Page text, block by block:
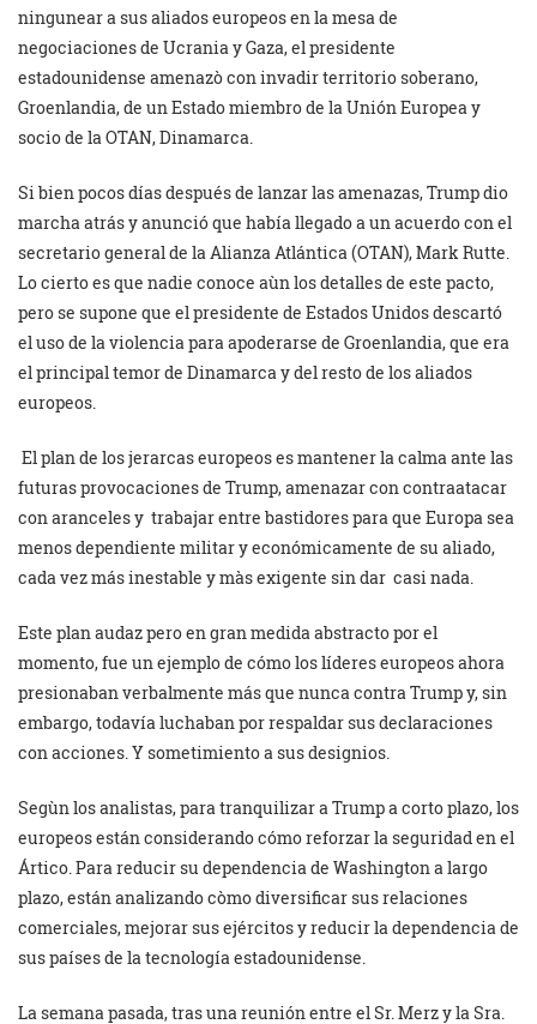
ningunear a sus aliados europeos en la mesa de
negociaciones de Ucrania y Gaza, el presidente
estadounidense amenazò con invadir territorio soberano,
Groenlandia, de un Estado miembro de la Unión Europea y
socio de la OTAN, Dinamarca.
Si bien pocos días después de lanzar las amenazas, Trump dio
marcha atrás y anunció que había llegado a un acuerdo con el
secretario general de la Alianza Atlántica (OTAN), Mark Rutte.
Lo cierto es que nadie conoce aùn los detalles de este pacto,
pero se supone que el presidente de Estados Unidos descartó
el uso de la violencia para apoderarse de Groenlandia, que era
el principal temor de Dinamarca y del resto de los aliados
europeos.
El plan de los jerarcas europeos es mantener la calma ante las
futuras provocaciones de Trump, amenazar con contraatacar
con aranceles y trabajar entre bastidores para que Europa sea
menos dependiente militar y económicamente de su aliado,
cada vez más inestable y màs exigente sin dar casi nada.
Este plan audaz pero en gran medida abstracto por el
momento, fue un ejemplo de cómo los líderes europeos ahora
presionaban verbalmente más que nunca contra Trump y, sin
embargo, todavía luchaban por respaldar sus declaraciones
con acciones. Y sometimiento a sus designios.
Segùn los analistas, para tranquilizar a Trump a corto plazo, los
europeos están considerando cómo reforzar la seguridad en el
Ártico. Para reducir su dependencia de Washington a largo
plazo, están analizando còmo diversificar sus relaciones
comerciales, mejorar sus ejércitos y reducir la dependencia de
sus países de la tecnología estadounidense.
La semana pasada, tras una reunión entre el Sr. Merz y la Sra.